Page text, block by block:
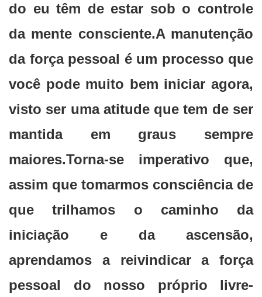
do eu têm de estar sob o controle
da mente consciente.A manutenção
da força pessoal é um processo que
você pode muito bem iniciar agora,
visto ser uma atitude que tem de ser
mantida em graus sempre
maiores.Torna-se imperativo que,
assim que tomarmos consciência de
que trilhamos o caminho da
iniciação e da ascensão,
aprendamos a reivindicar a força
pessoal do nosso próprio livre-